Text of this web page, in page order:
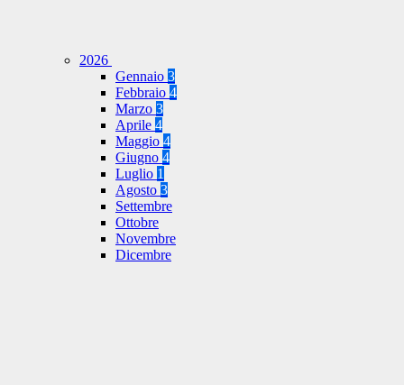
2026
Gennaio 3
Febbraio 4
Marzo 3
Aprile 4
Maggio 4
Giugno 4
Luglio 1
Agosto 3
Settembre
Ottobre
Novembre
Dicembre